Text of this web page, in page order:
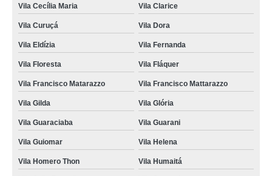
Vila Cecília Maria Vila Clarice
Vila Curuçá Vila Dora
Vila Eldízia Vila Fernanda
Vila Floresta Vila Fláquer
Vila Francisco Matarazzo Vila Francisco Mattarazzo
Vila Gilda Vila Glória
Vila Guaraciaba Vila Guarani
Vila Guiomar Vila Helena
Vila Homero Thon Vila Humaitá